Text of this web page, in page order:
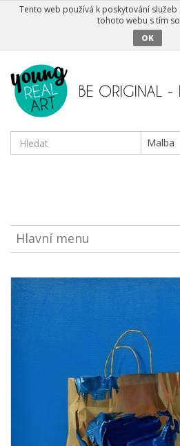
Tento web používá k poskytování
tohoto webu s tím
OK
Malba
Hlavní menu